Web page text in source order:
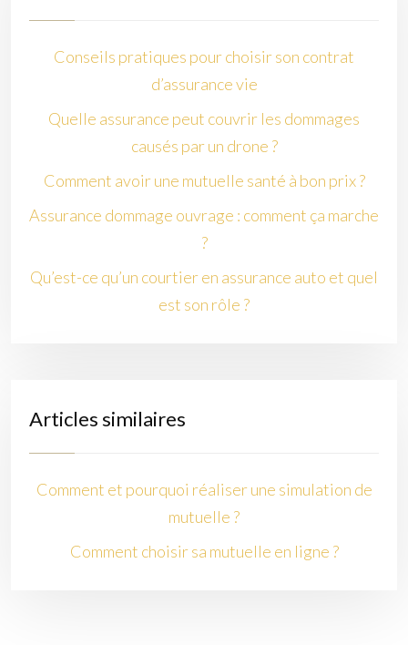
Conseils pratiques pour choisir son contrat
d’assurance vie
Quelle assurance peut couvrir les dommages
causés par un drone ?
Comment avoir une mutuelle santé à bon prix ?
Assurance dommage ouvrage : comment ça marche
?
Qu’est-ce qu’un courtier en assurance auto et quel
est son rôle ?
Articles similaires
Comment et pourquoi réaliser une simulation de
mutuelle ?
Comment choisir sa mutuelle en ligne ?